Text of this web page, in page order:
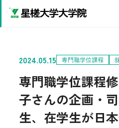
2024.05.15 専門職学位課程
専門職学位課程
子さんの企画・
生、在学生が日